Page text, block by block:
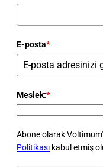
E-posta*
Meslek:*
Abone olarak
Politikası kabul etmiş